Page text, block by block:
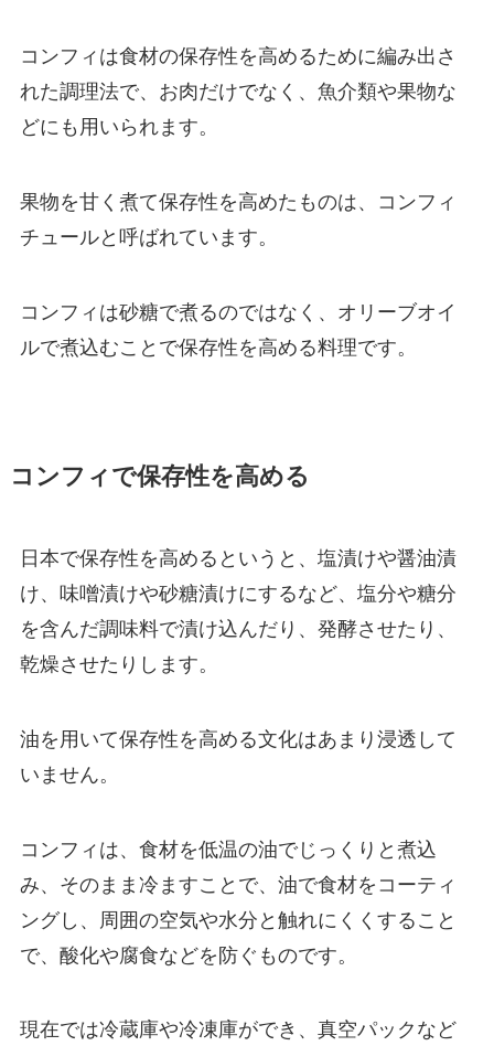
コンフィは食材の保存性を高めるために編み出さ
れた調理法で、お肉だけでなく、魚介類や果物な
どにも用いられます。
果物を甘く煮て保存性を高めたものは、コンフィ
チュールと呼ばれています。
コンフィは砂糖で煮るのではなく、オリーブオイ
ルで煮込むことで保存性を高める料理です。
コンフィで保存性を高める
日本で保存性を高めるというと、塩漬けや醤油漬
け、味噌漬けや砂糖漬けにするなど、塩分や糖分
を含んだ調味料で漬け込んだり、発酵させたり、
乾燥させたりします。
油を用いて保存性を高める文化はあまり浸透して
いません。
コンフィは、食材を低温の油でじっくりと煮込
み、そのまま冷ますことで、油で食材をコーティ
ングし、周囲の空気や水分と触れにくくすること
で、酸化や腐食などを防ぐものです。
現在では冷蔵庫や冷凍庫ができ、真空パックなど